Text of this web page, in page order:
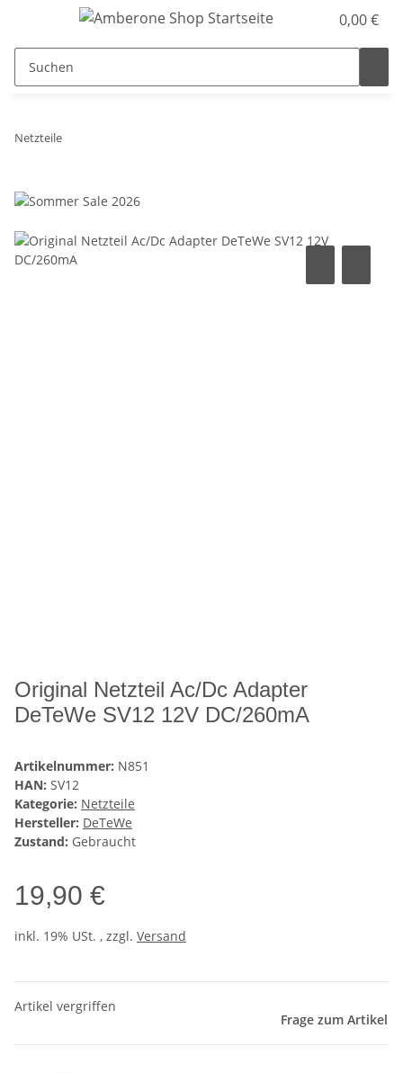
0,00 €
Netzteile
Original Netzteil Ac/Dc Adapter
DeTeWe SV12 12V DC/260mA
Artikelnummer: N851
HAN: SV12
Kategorie: Netzteile
Hersteller: DeTeWe
Zustand: Gebraucht
19,90 €
inkl. 19% USt. , zzgl. Versand
Artikel vergriffen
Frage zum Artikel